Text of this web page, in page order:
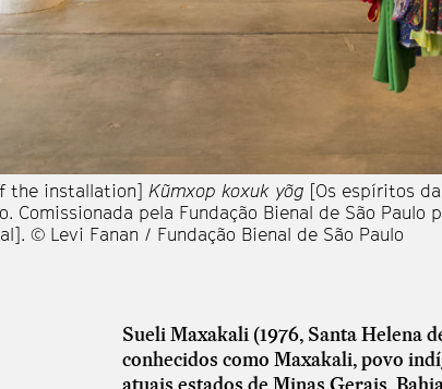
the installation] Kũmxop koxuk yõg [Os espíritos
Comissionada pela Fundação Bienal de São
© Levi Fanan / Fundação Bienal de São Paulo
Sueli Maxakali (1976, Santa Helena
conhecidos como Maxakali, povo